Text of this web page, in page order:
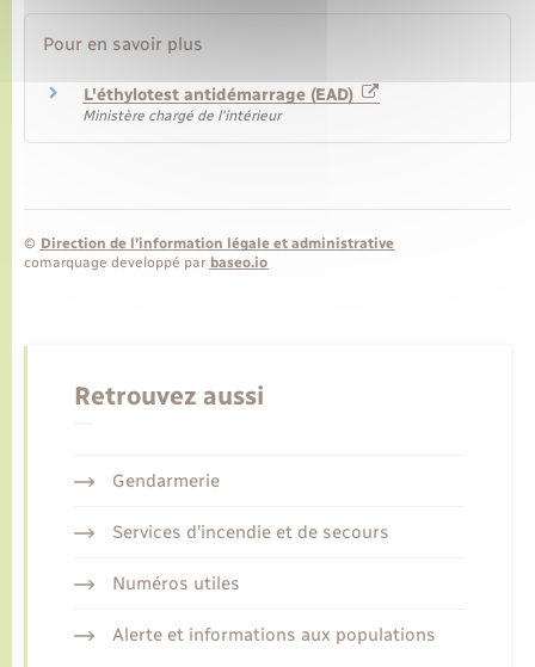
Pour en savoir plus
L'éthylotest antidémarrage (EAD)
Ministère chargé de l'intérieur
© Direction de l’information légale et administrative
comarquage developpé par baseo.io
Retrouvez aussi
Gendarmerie
Services d’incendie et de secours
Numéros utiles
Alerte et informations aux populations